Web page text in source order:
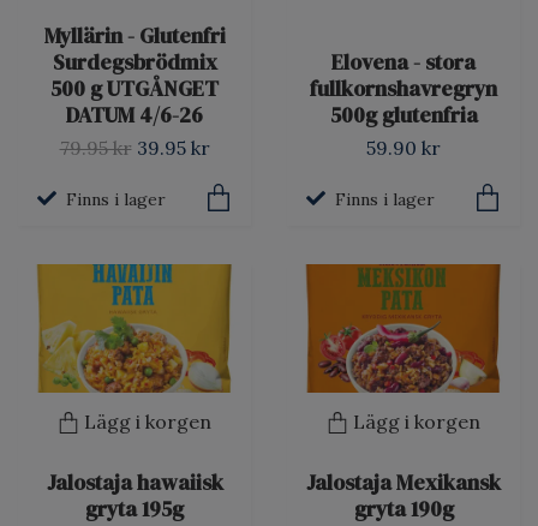
Myllärin - Glutenfri
Surdegsbrödmix
500 g UTGÅNGET
DATUM 4/6-26
79.95 kr 39.95 kr
Finns i lager
Elovena - stora
fullkornshavregryn
500g glutenfria
59.90 kr
Finns i lager
Lägg i korgen
Jalostaja hawaiisk
gryta 195g
Lägg i korgen
Jalostaja Mexikansk
gryta 190g